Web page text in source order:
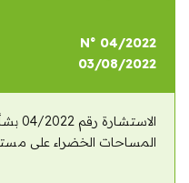
N° 04/2022
03/08/2022
المساحات الخضراء على